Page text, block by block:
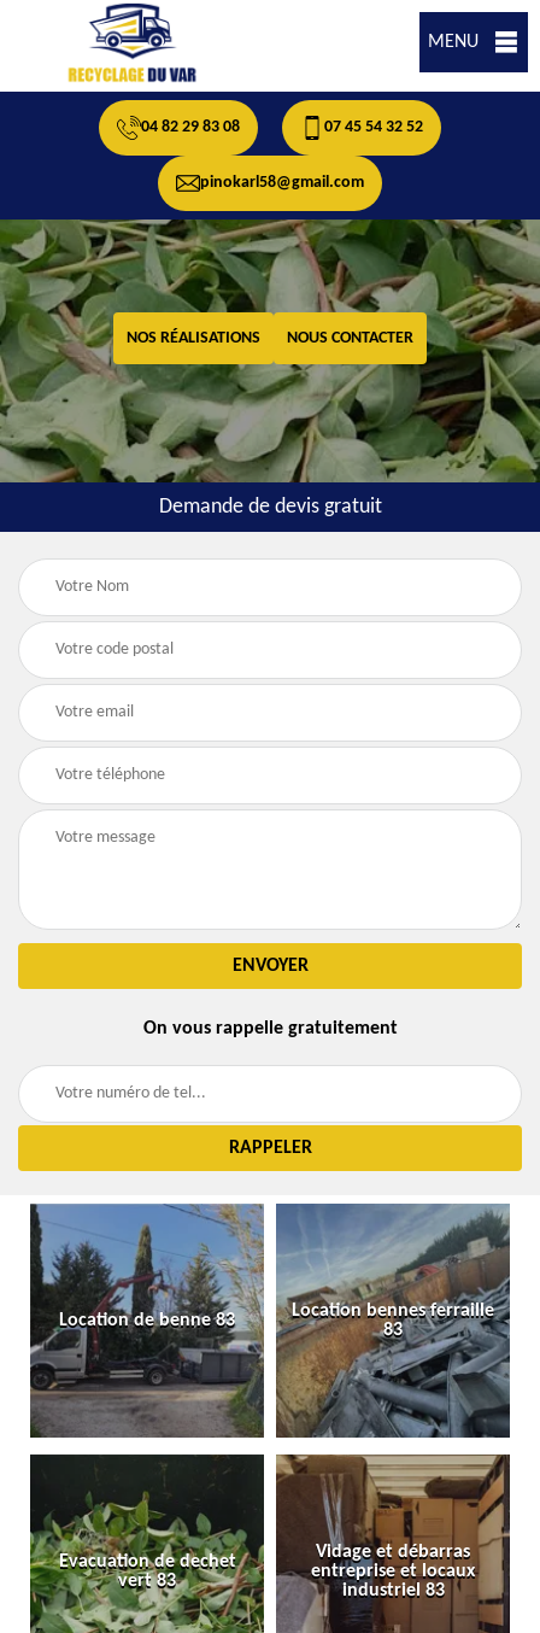
MENU
04 82 29 83 08 07 45 54 32 52
pinokarl58@gmail.com
NOS RÉALISATIONS NOUS CONTACTER
Demande de devis gratuit
On vous rappelle gratuitement
Location de benne 83
Location bennes ferraille
83
Evacuation de dechet
vert 83
Vidage et débarras
entreprise et locaux
industriel 83